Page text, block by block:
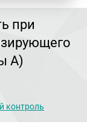
при
А)
контроль